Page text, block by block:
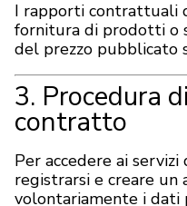
I rapporti contrattuali
fornitura di prodotti o
del prezzo pubblicato
3. Procedura
contratto
Per accedere ai
registrarsi e creare un
volontariamente i dati